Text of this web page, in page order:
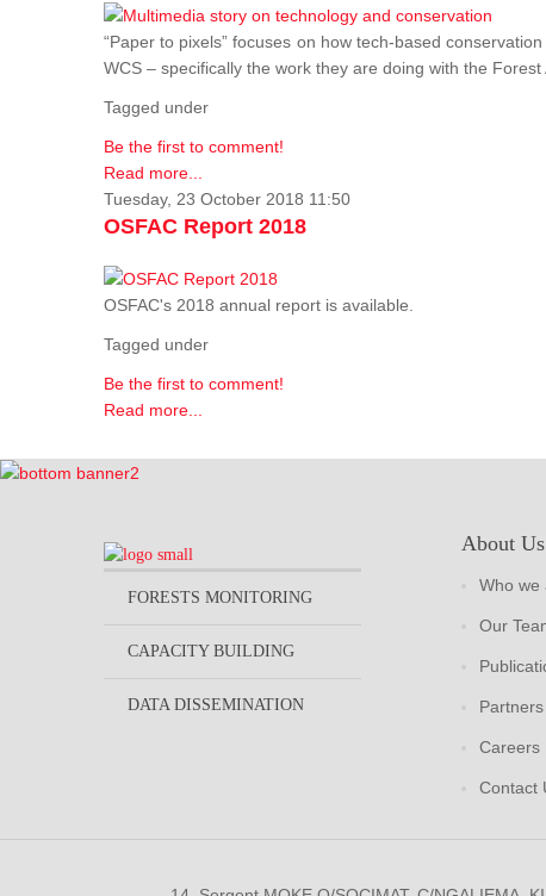
“Paper to pixels” focuses on how tech-based
WCS – specifically the work they are doing with the Forest
Tagged under
Be the first to comment!
Read more...
Tuesday, 23 October 2018 11:50
OSFAC Report 2018
OSFAC's 2018 annual report is available.
Tagged under
Be the first to comment!
Read more...
FORESTS MONITORING
CAPACITY BUILDING
DATA DISSEMINATION
About Us
Who we
Our
Partners
Careers
Contact